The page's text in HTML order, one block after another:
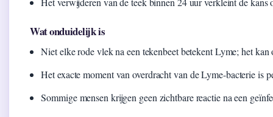
Wat onduidelijk is
Niet elke rode vlek na een tekenbeet betekent Lyme; het
Het exacte moment van overdracht van de Lyme-bacterie is
Sommige mensen krijgen geen zichtbare reactie na een